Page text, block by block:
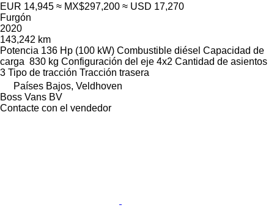
EUR 14,945 ≈ MX$297,200 ≈ USD 17,270
Furgón
2020
143,242 km
Potencia 136 Hp (100 kW) Combustible diésel Capacidad de
carga 830 kg Configuración del eje 4x2 Cantidad de asientos
3 Tipo de tracción Tracción trasera
Países Bajos, Veldhoven
Boss Vans BV
Contacte con el vendedor